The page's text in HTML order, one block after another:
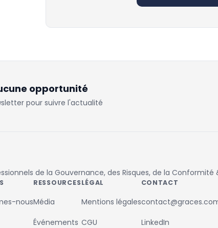
opportunité
pour suivre l'actualité
de la Gouvernance, des Risques, de la Conformité
nous
RESSOURCES
Média
Événements
LÉGAL
Mentions légales
CGU
CONTACT
LinkedIn